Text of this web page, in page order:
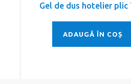
Gel de dus hotelier plic
ADAUGĂ ÎN COȘ